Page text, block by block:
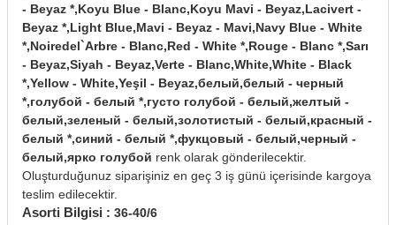
- Beyaz *,Koyu Blue - Blanc,Koyu Mavi - Beyaz,Lacivert -
Beyaz *,Light Blue,Mavi - Beyaz - Mavi,Navy Blue - White
*,Noiredel`Arbre - Blanc,Red - White *,Rouge - Blanc *,Sarı
- Beyaz,Siyah - Beyaz,Verte - Blanc,White,White - Black
*,Yellow - White,Yeşil - Beyaz,белый,белый - черный
*,голубой - белый *,густо голубой - белый,желтый -
белый,зеленый - белый,золотистый - белый,красный -
белый *,синий - белый *,фукцовый - белый,черный -
белый,ярко голубой renk olarak gönderilecektir.
Oluşturduğunuz siparişiniz en geç 3 iş günü içerisinde kargoya
teslim edilecektir.
Asorti Bilgisi : 36-40/6